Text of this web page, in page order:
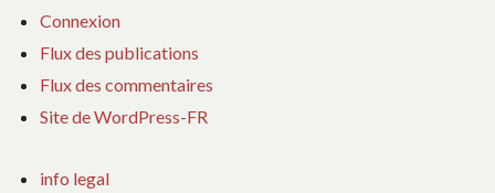
Connexion
Flux des publications
Flux des commentaires
Site de WordPress-FR
info legal